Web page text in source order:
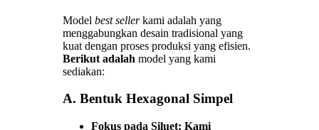
Model best sellerkami adalah yang
menggabungkan desain tradisional yang
kuat dengan proses produksi yang efisien.
Berikut adalah model yang kami
sediakan:
A. Bentuk Hexagonal Simpel
Fokus pada Siluet: Kami